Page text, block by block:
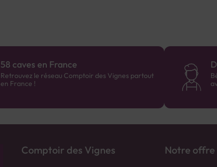
58 caves en France
Retrouvez le réseau Comptoir des Vignes partout
en France !
Comptoir des Vignes Notre offre